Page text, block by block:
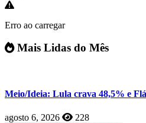
Erro ao carregar
Mais Lidas do Mês
Meio/Ideia: Lula crava 48,5% e
agosto 6, 2026 228